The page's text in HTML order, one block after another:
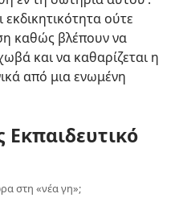
ούτε
καθώς βλέπουν να
και να καθαρίζεται η
από μια ενωμένη
στη «νέα γη»;